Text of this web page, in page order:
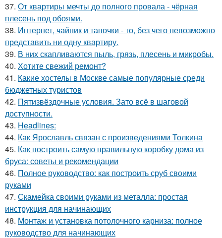
37. От квартиры мечты до полного провала - чёрная
плесень под обоями.
38. Интернет, чайник и тапочки - то, без чего невозможно
представить ни одну квартиру.
39. В них скапливаются пыль, грязь, плесень и микробы.
40. Хотите свежий ремонт?
41. Какие хостелы в Москве самые популярные среди
бюджетных туристов
42. Пятизвёздочные условия. Зато всё в шаговой
доступности.
43. Headlines:
44. Как Ярославль связан с произведениями Толкина
45. Как построить самую правильную коробку дома из
бруса: советы и рекомендации
46. Полное руководство: как построить сруб своими
руками
47. Скамейка своими руками из металла: простая
инструкция для начинающих
48. Монтаж и установка потолочного карниза: полное
руководство для начинающих